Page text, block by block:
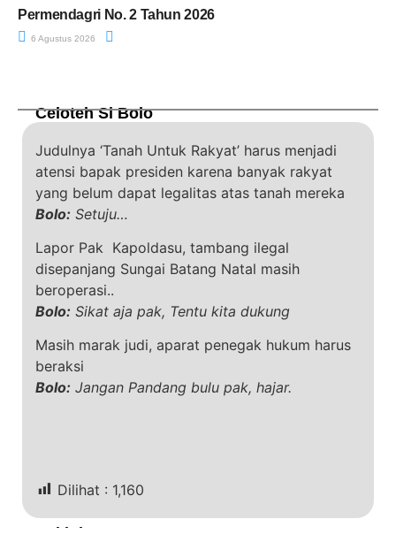
Permendagri No. 2 Tahun 2026
6 Agustus 2026
Celoteh Si Bolo
Judulnya ‘Tanah Untuk Rakyat’ harus menjadi
atensi bapak presiden karena banyak rakyat
yang belum dapat legalitas atas tanah mereka
Bolo: Setuju…
Lapor Pak Kapoldasu, tambang ilegal
disepanjang Sungai Batang Natal masih
beroperasi..
Bolo: Sikat aja pak, Tentu kita dukung
Masih marak judi, aparat penegak hukum harus
beraksi
Bolo: Jangan Pandang bulu pak, hajar.
Dilihat : 1,160
Terkini